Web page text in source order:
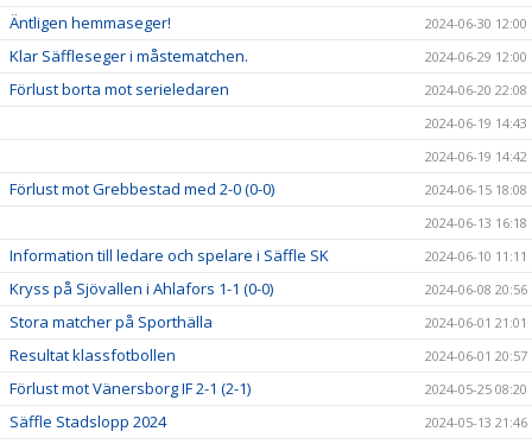
Äntligen hemmaseger! 2024-06-30 12:00
Klar Säffleseger i måstematchen. 2024-06-29 12:00
Förlust borta mot serieledaren
2024-06-20 22:08
2024-06-19 14:43
2024-06-19 14:42
Förlust mot Grebbestad med 2-0 (0-0)
2024-06-15 18:08
2024-06-13 16:18
Information till ledare och spelare i Säffle SK 2024-06-10 11:11
Kryss på Sjövallen i Ahlafors 1-1 (0-0) 2024-06-08 20:56
Stora matcher på Sporthälla 2024-06-01 21:01
Resultat klassfotbollen 2024-06-01 20:57
Förlust mot Vänersborg IF 2-1 (2-1) 2024-05-25 08:20
Säffle Stadslopp 2024 2024-05-13 21:46